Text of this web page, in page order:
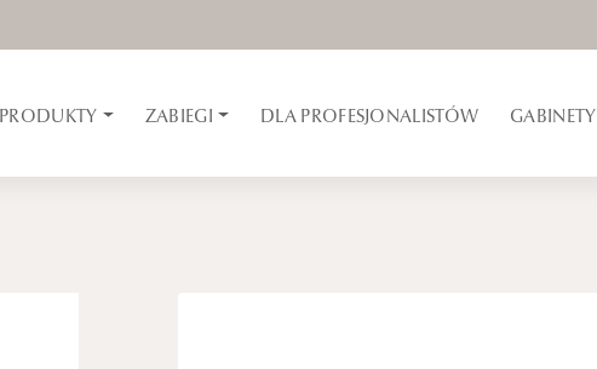
PRODUKTY ZABIEGI DLA PROFESJONALISTÓW GABINETY